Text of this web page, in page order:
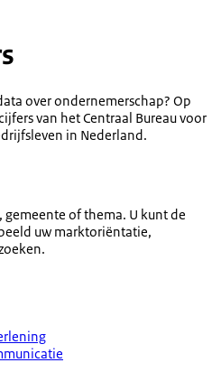
over ondernemerschap? Op
van het Centraal Bureau voor
in Nederland.
of thema. U kunt de
uw marktoriëntatie,